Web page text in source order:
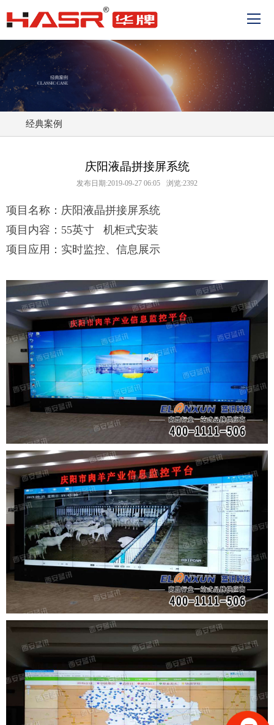
经典案例
庆阳液晶拼接屏系统
发布日期:2019-09-27 06:05 浏览:2392
项目名称：庆阳液晶拼接屏系统
项目内容：55英寸 机柜式安装
项目应用：实时监控、信息展示